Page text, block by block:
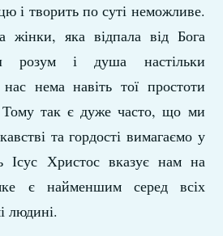
і творить по суті неможливе.
жінки, яка відпала від Бога
розум і душа настільки
нема навіть тої простоти
так є дуже часто, що ми
та гордості вимагаємо у
Ісус Христос вказує нам на
є найменшим серед всіх
людині.